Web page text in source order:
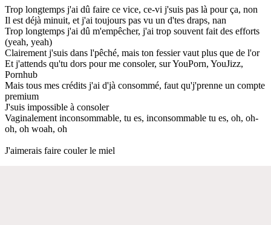
Trop longtemps j'ai dû faire ce vice, ce-vi j'suis pas là pour ça, non
Il est déjà minuit, et j'ai toujours pas vu un d'tes draps, nan
Trop longtemps j'ai dû m'empêcher, j'ai trop souvent fait des efforts
(yeah, yeah)
Clairement j'suis dans l'pêché, mais ton fessier vaut plus que de l'or
Et j'attends qu'tu dors pour me consoler, sur YouPorn, YouJizz,
Pornhub
Mais tous mes crédits j'ai d'jà consommé, faut qu'j'prenne un compte
premium
J'suis impossible à consoler
Vaginalement inconsommable, tu es, inconsommable tu es, oh, oh-
oh, oh woah, oh
J'aimerais faire couler le miel